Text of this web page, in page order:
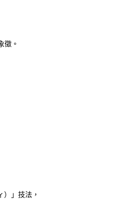
行
徵。
）」技法，